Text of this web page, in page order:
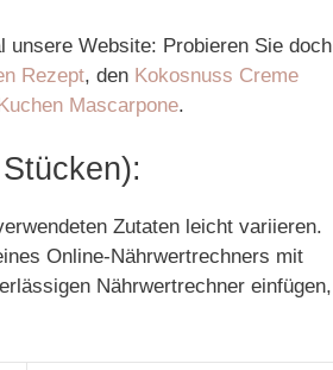
unsere Website: Probieren Sie doch
Rezept, den Kokosnuss Creme
Mascarpone.
Zutaten leicht variieren.
Online-Nährwertrechners mit
Nährwertrechner einfügen,